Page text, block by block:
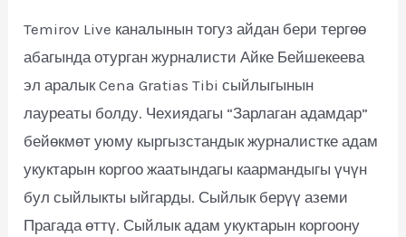
Temirov Live каналынын тогуз айдан бери тергөө
абагында отурган журналисти Айке Бейшекеева
эл аралык Cena Gratias Tibi сыйлыгынын
лауреаты болду. Чехиядагы “Зарлаган адамдар”
бейөкмөт уюму кыргызстандык журналистке адам
укуктарын коргоо жаатындагы каармандыгы үчүн
бул сыйлыкты ыйгарды. Сыйлык берүү аземи
Прагада өттү. Сыйлык адам укуктарын коргоону